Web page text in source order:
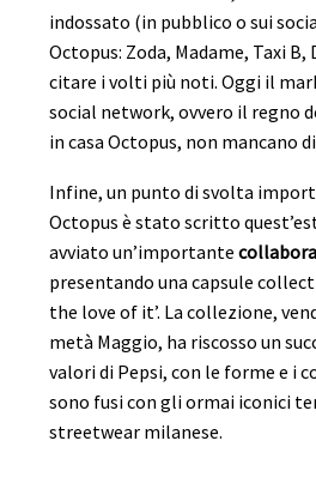
indossato (in pubblico o sui
Octopus: Zoda, Madame, Taxi
citare i volti più noti. Oggi il
social network, ovvero il regno
in casa Octopus, non mancano
Infine, un punto di svolta
Octopus è stato scritto
avviato un’importante
presentando una capsule
the love of it’. La collezione,
metà Maggio, ha riscosso un
valori di Pepsi, con le forme e i
sono fusi con gli ormai iconici
streetwear milanese.